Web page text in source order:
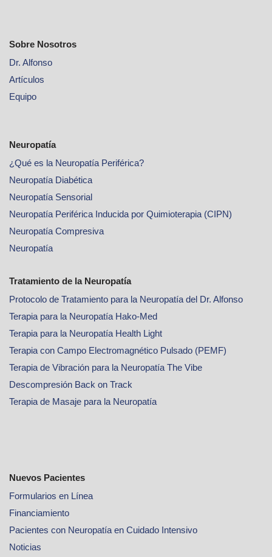
Sobre Nosotros
Dr. Alfonso
Artículos
Equipo
Neuropatía
¿Qué es la Neuropatía Periférica?
Neuropatía Diabética
Neuropatía Sensorial
Neuropatía Periférica Inducida por Quimioterapia (CIPN)
Neuropatía Compresiva
Neuropatía
Tratamiento de la Neuropatía
Protocolo de Tratamiento para la Neuropatía del Dr. Alfonso
Terapia para la Neuropatía Hako-Med
Terapia para la Neuropatía Health Light
Terapia con Campo Electromagnético Pulsado (PEMF)
Terapia de Vibración para la Neuropatía The Vibe
Descompresión Back on Track
Terapia de Masaje para la Neuropatía
Nuevos Pacientes
Formularios en Línea
Financiamiento
Pacientes con Neuropatía en Cuidado Intensivo
Noticias